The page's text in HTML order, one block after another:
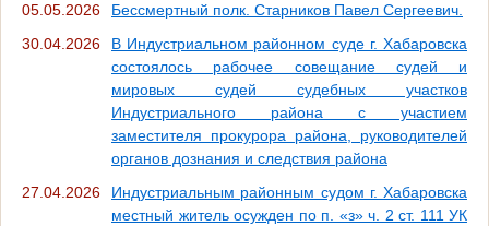
05.05.2026
Бессмертный полк. Старников Павел Сергеевич.
30.04.2026
В Индустриальном районном суде г. Хабаровска
состоялось рабочее совещание судей и
мировых судей судебных участков
Индустриального района с участием
заместителя прокурора района, руководителей
органов дознания и следствия района
27.04.2026
Индустриальным районным судом г. Хабаровска
местный житель осужден по п. «з» ч. 2 ст. 111 УК